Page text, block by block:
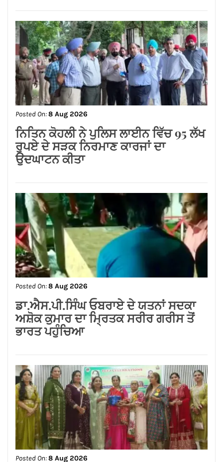
Posted On:8 Aug 2026
जालंधर कैंट के लोगों की लंबे समय से लंबित
समस्याओं का समाधान करवाने के लिए हर स्तर
पर करूंगा प्रयास — अमित तनेजा
Posted On:8 Aug 2026
ਗੁਰਸਿਮਰਨ ਮੰਡ ਤੇ ਸਿੱਖਾਂ ਦੀਆਂ ਭਾਵਨਾਵਾਂ
ਭੜਕਾਉਣ ਦਾ ਪਰਚਾ ਦਰਜ਼ ਕਰਕੇ ਗ੍ਰਿਫਤਾਰ
ਕੀਤਾ ਜਾਵੇ।
Posted On:8 Aug 2026
ਨਿਤਿਨ ਕੋਹਲੀ ਨੇ ਪੁਲਿਸ ਲਾਈਨ ਵਿੱਚ 95 ਲੱਖ
ਰੁਪਏ ਦੇ ਸੜਕ ਨਿਰਮਾਣ ਕਾਰਜਾਂ ਦਾ